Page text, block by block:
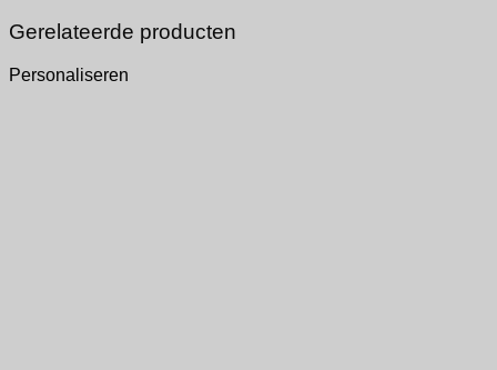
Gerelateerde producten
Personaliseren